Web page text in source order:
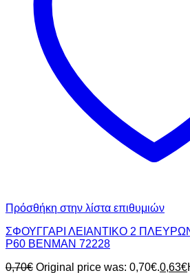
Πρόσθήκη στην λίστα επιθυμιών
ΣΦΟΥΓΓΑΡΙ ΛΕΙΑΝΤΙΚΟ 2
Ρ60 BENMAN 72228
0,70€ Original price was: 0,70€.0,63€